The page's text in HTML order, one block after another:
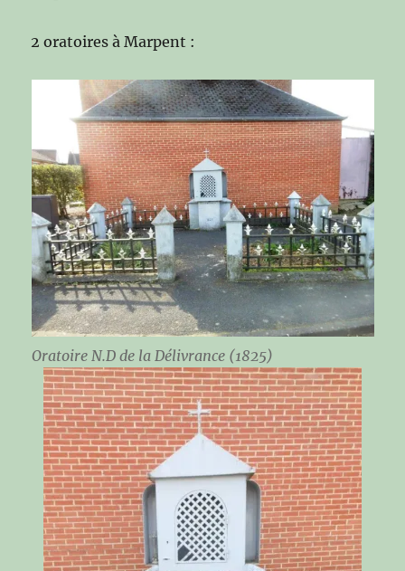
2 oratoires à Marpent :
Oratoire N.D de la Délivrance (1825)